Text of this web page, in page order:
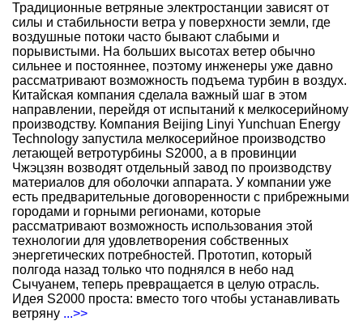
Традиционные ветряные электростанции зависят от
силы и стабильности ветра у поверхности земли, где
воздушные потоки часто бывают слабыми и
порывистыми. На больших высотах ветер обычно
сильнее и постояннее, поэтому инженеры уже давно
рассматривают возможность подъема турбин в воздух.
Китайская компания сделала важный шаг в этом
направлении, перейдя от испытаний к мелкосерийному
производству. Компания Beijing Linyi Yunchuan Energy
Technology запустила мелкосерийное производство
летающей ветротурбины S2000, а в провинции
Чжэцзян возводят отдельный завод по производству
материалов для оболочки аппарата. У компании уже
есть предварительные договоренности с прибрежными
городами и горными регионами, которые
рассматривают возможность использования этой
технологии для удовлетворения собственных
энергетических потребностей. Прототип, который
полгода назад только что поднялся в небо над
Сычуанем, теперь превращается в целую отрасль.
Идея S2000 проста: вместо того чтобы устанавливать
ветряну ...>>